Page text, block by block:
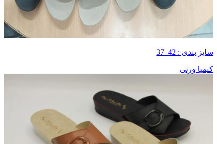
سایز بندی : 42_37
کیمیا ورنی